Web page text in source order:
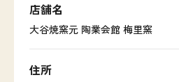
店舗名
大谷焼窯元 陶業会館 梅里窯
住所